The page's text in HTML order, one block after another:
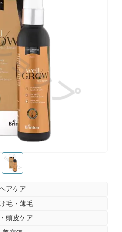
ップ
お薬ショップ
アケア
毛・薄毛
頭皮ケア